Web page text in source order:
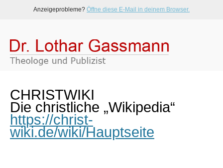
Anzeigeprobleme? Öffne diese E-Mail in deinem Browser.
CHRISTWIKI
Die christliche „Wikipedia“
https://christ-
wiki.de/wiki/Hauptseite